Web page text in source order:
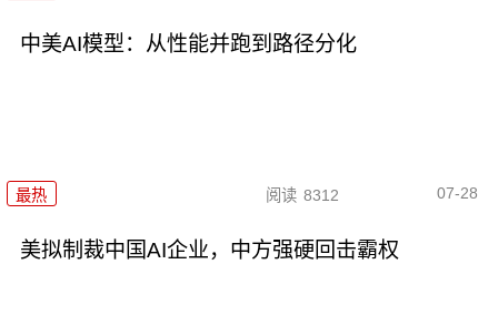
中美AI模型：从性能并跑到路径分化
最热 阅读 8312 07-28
美拟制裁中国AI企业，中方强硬回击霸权